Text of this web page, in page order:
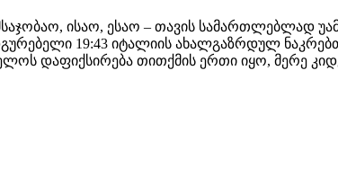
ისაო, ესაო – თავის სამართლებლად
19:43 იტალიის ახალგაზრდულ
დაფიქსირება თითქმის ერთი იყო, მერე